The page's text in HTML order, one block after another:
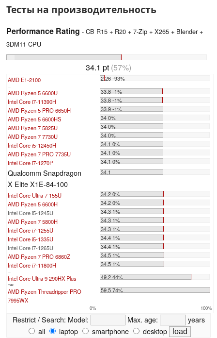
Тесты на производительность
Performance Rating - CB R15 + R20 + 7-Zip + X265 + Blender +
3DM11 CPU
34.1 pt (57%)
AMD E1-2100 2.26 -93%
AMD Ryzen 5 6600U
33.8 -1%
Intel Core i7-11390H
33.8 -1%
AMD Ryzen 5 PRO 6650H
33.9 -1%
AMD Ryzen 5 6600HS
34 0%
AMD Ryzen 7 5825U
34 0%
AMD Ryzen 7 7730U
34 0%
Intel Core i5-12450H
34.1 0%
AMD Ryzen 7 PRO 7735U
34.1 0%
Intel Core i7-1270P
34.1 0%
Qualcomm Snapdragon
X Elite X1E-84-100
34.1
Intel Core Ultra 7 155U
34.2 0%
AMD Ryzen 5 6600H
34.2 0%
Intel Core i5-1245U
34.3 1%
AMD Ryzen 7 5800H
34.3 1%
Intel Core i7-1255U
34.3 1%
Intel Core i5-1335U
34.4 1%
Intel Core i7-1265U
34.4 1%
AMD Ryzen 7 PRO 6860Z
34.5 1%
Intel Core i7-11800H
34.5 1%
Intel Core Ultra 9 290HX Plus 49.2 44%
max:
AMD Ryzen Threadripper PRO
7995WX
59.5 74%
0% 100%
Restrict / Search: Model: Max. age:
years
all
laptop smartphone desktop